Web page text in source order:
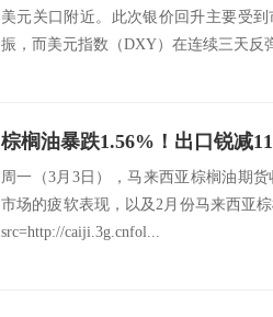
美元关口附近。此次银价回升主要受
振，而美元指数（DXY）在连续三天反
周一（3月3日），马来西亚棕榈油期
市场的疲软表现，以及2月份马来西亚
src=http://caiji.3g.cnfol...